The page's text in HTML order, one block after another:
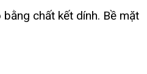
chất kết dính. Bề mặt